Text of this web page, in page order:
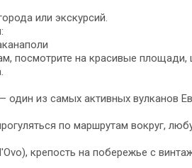
или экскурсий.
посмотрите на красивые
один из самых активных вулканов
по маршрутам вокруг,
крепость на побережье с